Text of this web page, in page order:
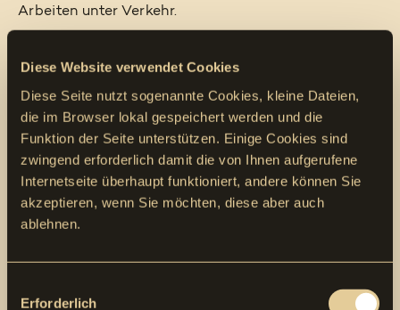
Diese Website verwendet Cookies
Diese Seite nutzt sogenannte Cookies, kleine Dateien,
die im Browser lokal gespeichert werden und die
Funktion der Seite unterstützen. Einige Cookies sind
zwingend erforderlich damit die von Ihnen aufgerufene
Internetseite überhaupt funktioniert, andere können Sie
akzeptieren, wenn Sie möchten, diese aber auch
ablehnen.
Selection
Erforderlich
Arbeiten unter Verkehr.
Ort
Innsbruck AT
Jahr
2023
Bauzeit
2 Monate
Abteilungsleiter
Bauherr
Salurner Strasse 11